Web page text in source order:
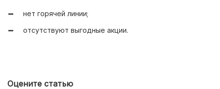
нет горячей линии;
отсутствуют выгодные акции.
Оцените статью